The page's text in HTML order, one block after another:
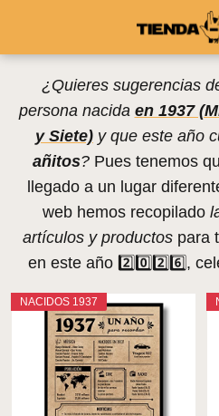
¿Quieres sugerencias
persona nacida en 1937
y Siete) y que este año
añitos?Pues tenemos
llegado a un lugar
web hemos recopilado
artículos y productos para
en este año 2️⃣0️⃣2️⃣6️⃣,
NACIDOS 1937